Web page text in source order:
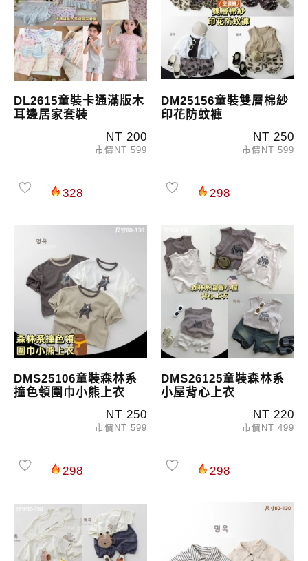
DL2615童裝卡通滿版木
耳邊居家套裝
NT 200
市價NT 599
328
DM25156童裝雙層棉紗
印花防蚊褲
NT 250
市價NT 599
298
DMS25106童裝森林系
撞色領圍巾小熊上衣
NT 250
市價NT 599
298
DMS26125童裝森林系
小屋背心上衣
NT 220
市價NT 499
298